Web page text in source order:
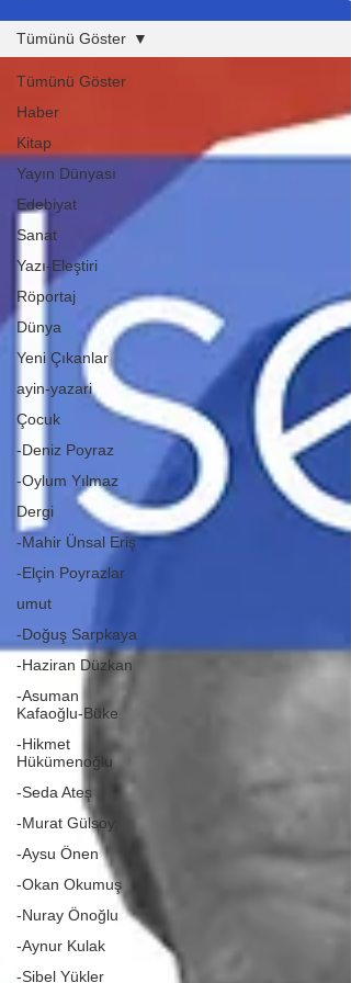
Tümünü Göster
Haber
Kitap
Yayın Dünyası
Edebiyat
Sanat
Yazı-Eleştiri
Röportaj
Dünya
Yeni Çıkanlar
ayin-yazari
Çocuk
-Deniz Poyraz
-Oylum Yılmaz
Dergi
-Mahir Ünsal Eriş
-Elçin Poyrazlar
umut
-Doğuş Sarpkaya
-Haziran Düzkan
-Asuman
Kafaoğlu-Büke
-Hikmet
Hükümenoğlu
-Seda Ateş
-Murat Gülsoy
-Aysu Önen
-Okan Okumuş
-Nuray Önoğlu
-Aynur Kulak
-Sibel Yükler
Tümünü Göster